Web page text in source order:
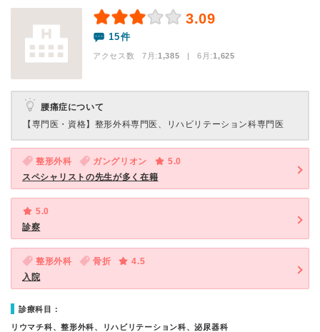
3.09
15件
アクセス数 7月:1,385 | 6月:1,625
腰痛症について
【専門医・資格】 整形外科専門医、リハビリテーション科専門医
整形外科 ガングリオン
5.0
スペシャリストの先生が多く在籍
5.0
診察
整形外科 骨折
4.5
入院
診療科目：
リウマチ科、整形外科、リハビリテーション科、泌尿器科